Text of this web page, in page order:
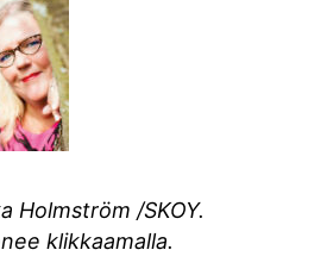
Holmström /SKOY.
klikkaamalla.